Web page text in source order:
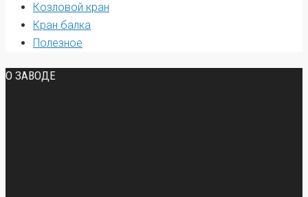
Козловой кран
Кран балка
Полезное
О ЗАВОДЕ